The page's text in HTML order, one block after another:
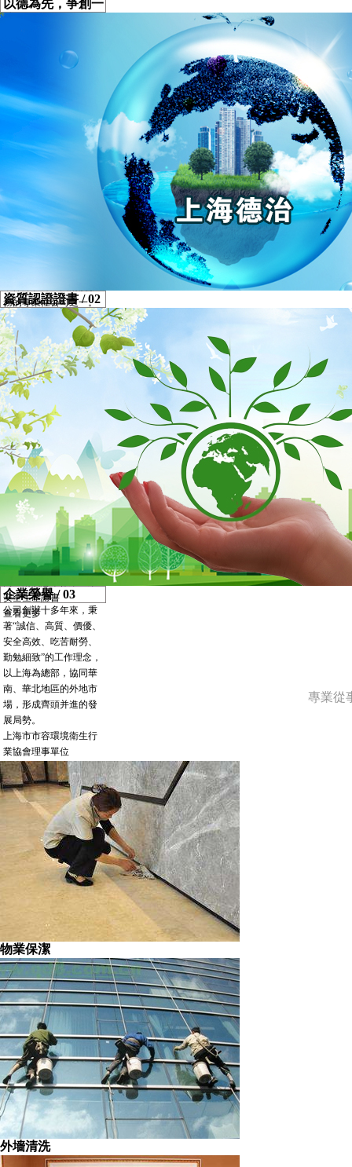
以德為先，爭創一
流
上海德治清洗保潔有限
公司發展需要于2019年3
月更名為上海德治環境
管理有限公司。近二十
年來，我司憑著吃苦耐
勞的服務精神、“以德為
先，爭創一流”的服務宗
一的服務根本已逐漸發
展成為經濟效益良好、
綜合能力優異的保潔服
務企業，是在滬從事各
務的專業性公司之一。
我們管理機制靈活，在
保持操作規范的同時，
高效響應管理方的各類
需求...
查看更多
資質認證證書/ 02
公司每年以不低于15%的
增幅發展。公司現有人
數近2000人，其中管理
層近100人，項目經理證
書56人，中級證書150
人，初級證書334人。
內保潔一級資質認定企
業
外立面清洗二級資質認
定企業
IS09001:2015質量管理體
系認證證書
IS014001:2015環境管理
體系認證證書
IS045001：2018職業健
康安全管理體系認證證
書
安全生產證書
查看更多
企業榮譽/ 03
公司創辦十多年來，秉
著“誠信、高質、價優、
安全高效、吃苦耐勞、
勤勉細致”的工作理念，
以上海為總部，協同華
南、華北地區的外地市
場，形成齊頭并進的發
展局勢。
上海市市容環境衛生行
業協會理事單位
上海石材行業協會石材
養護專業委員會會員單
位
中國中小商業企業協會
清潔行業分會常務理事
先后榮獲上海市局級文
明單位
“十佳樓宇保潔企業”等稱
專業從
物業保潔
外墻清洗